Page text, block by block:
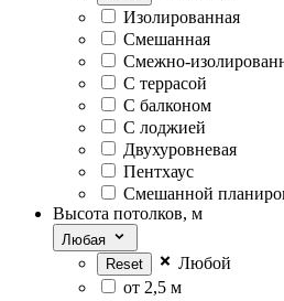
Изолированная
Смешанная
Смежно-
С террасой
С балконом
С лоджией
Двухуровневая
Пентхаус
Смешанной
Высота потолков, м
Любая
Любой
от 2,5 м